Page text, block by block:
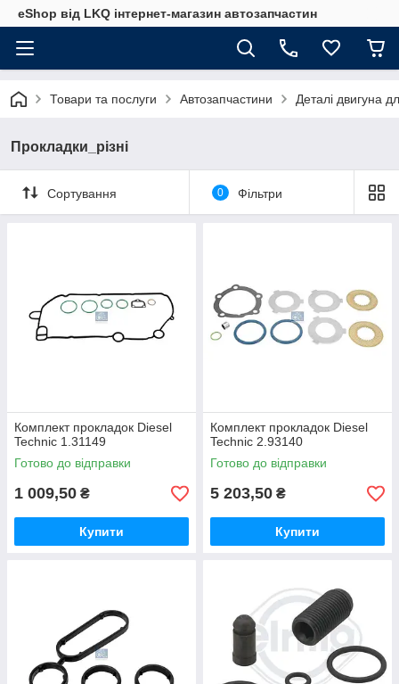
eShop від LKQ інтернет-магазин автозапчастин
Товари та послуги Автозапчастини Деталі двигуна
Прокладки_різні
Сортування 0 Фільтри
Комплект прокладок Diesel
Technic 1.31149
Готово до відправки
1 009,50 ₴
Купити
Комплект прокладок Diesel
Technic 2.93140
Готово до відправки
5 203,50 ₴
Купити